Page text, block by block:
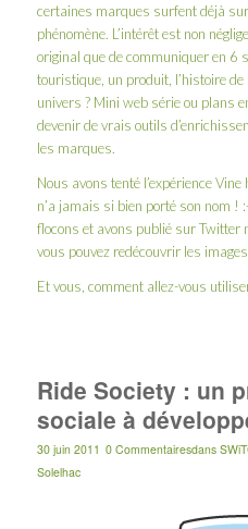
certaines marques surfent déjà
phénomène. L’intérêt est non
original que de communiquer en 6
touristique, un produit, l’histoire
univers ? Mini web série ou plans
devenir de vrais outils
les marques.
Nous avons tenté l’expérience
n’a jamais si bien porté son nom !
flocons et avons publié surTwitter
vous pouvez redécouvrir les
Et vous, comment allez-vous
Ride Society : un
sociale à
30 juin 2011 0 Commentairesdans
Solelhac